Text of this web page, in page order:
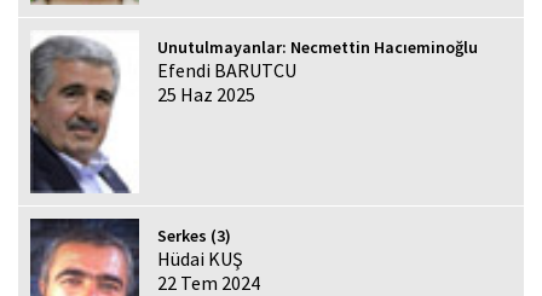
Unutulmayanlar: Necmettin Hacıeminoğlu
Efendi BARUTCU
25 Haz 2025
Serkes (3)
Hüdai KUŞ
22 Tem 2024